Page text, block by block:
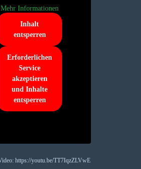
Mehr Informationen
Inhalt
entsperren
Erforderlichen
Service
akzeptieren
und Inhalte
entsperren